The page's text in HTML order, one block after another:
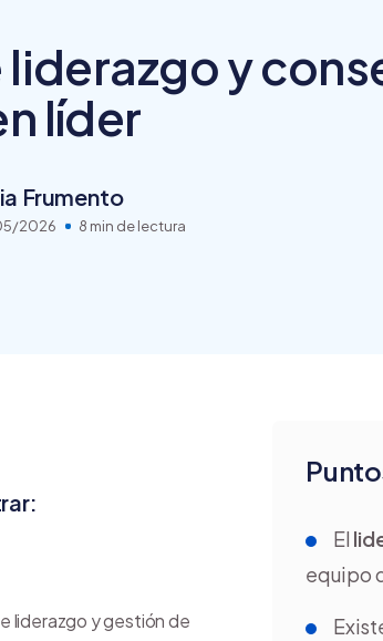
y
líder
Frumento
2026 8 min de lectura
El
equipo
liderazgo y gestión de